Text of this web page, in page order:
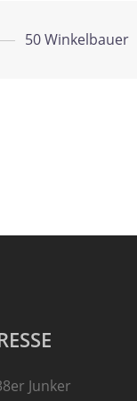
50 Winkelbauer
Junker